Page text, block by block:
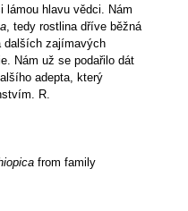
hlavu vědci. Nám
, tedy rostlina dříve běžná
dalších zajímavých
Nám už se podařilo dát
adepta, který
R.
from family